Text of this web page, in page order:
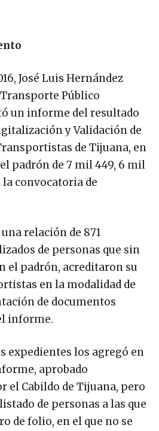
José Luis Hernández
Público
un informe del resultado
y Validación de
de Tijuana, en
padrón de 7 mil 449, 6 mil
la convocatoria de
relación de 871
de personas que sin
el padrón, acreditaron su
en la modalidad de
de documentos
informe.
expedientes los agregó en
aprobado
el Cabildo de Tijuana, pero
de personas a las que
de folio, en el que no se